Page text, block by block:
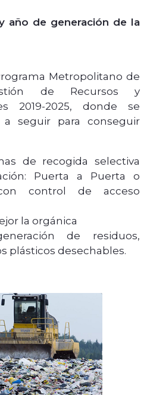
año de generación de la
Metropolitano de
de Recursos y
2019-2025, donde se
seguir para conseguir
de recogida selectiva
Puerta a Puerta o
control de acceso
la orgánica
de residuos,
plásticos desechables.